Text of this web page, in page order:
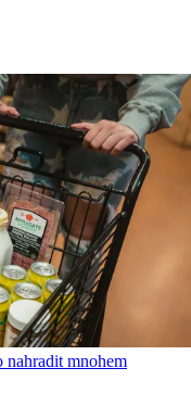
nahradit mnohem